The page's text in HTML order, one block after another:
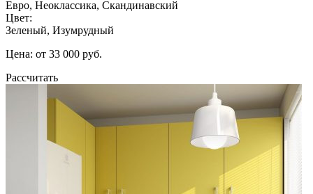
Евро, Неоклассика, Скандинавский
Цвет:
Зеленый, Изумрудный
Цена: от 33 000 руб.
Рассчитать